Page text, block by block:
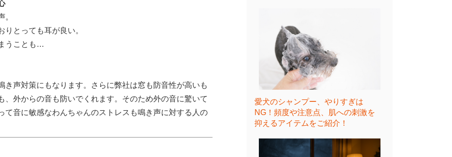
。
とっても耳が良い。
うことも…
き声対策にもなります。さらに弊社は窓も防音性が高いも
、外からの音も防いでくれます。そのため外の音に驚いて
て音に敏感なわんちゃんのストレスも鳴き声に対する人の
愛犬のシャンプー、やりすぎは
NG！頻度や注意点、肌への刺激を
抑えるアイテムをご紹介！